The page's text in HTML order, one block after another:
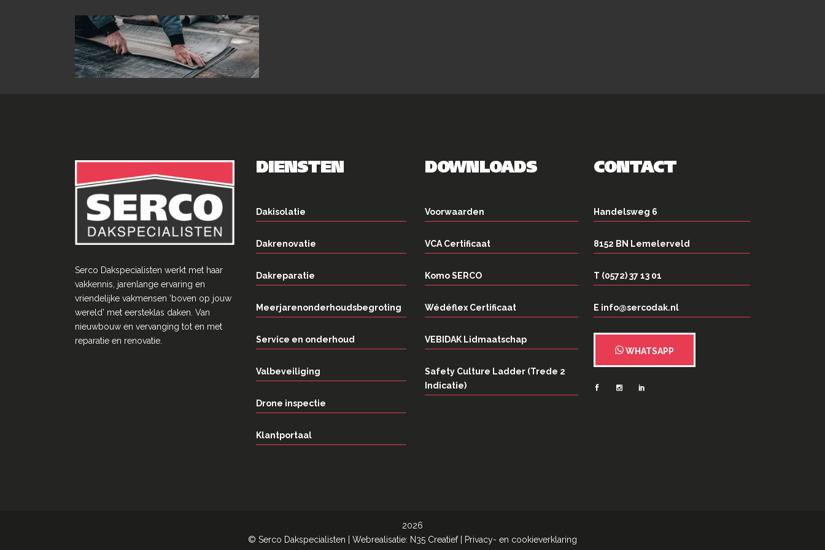
Serco Dakspecialisten werkt met haar
vakkennis, jarenlange ervaring en
vriendelĳke vakmensen ‘boven op jouw
wereld’ met eersteklas daken. Van
nieuwbouw en vervanging tot en met
reparatie en renovatie.
DIENSTEN
Dakisolatie
Dakrenovatie
Dakreparatie
Meerjarenonderhoudsbegroting
Service en onderhoud
Valbeveiliging
Drone inspectie
Klantportaal
DOWNLOADS
Voorwaarden
VCA Certificaat
Komo SERCO
Wédéflex Certificaat
VEBIDAK Lidmaatschap
Safety Culture Ladder (Trede 2
Indicatie)
CONTACT
Handelsweg 6
8152 BN Lemelerveld
T (0572) 37 13 01
E info@sercodak.nl
WHATSAPP
2026
© Serco Dakspecialisten | Webrealisatie: N35 Creatief| Privacy- en cookieverklaring